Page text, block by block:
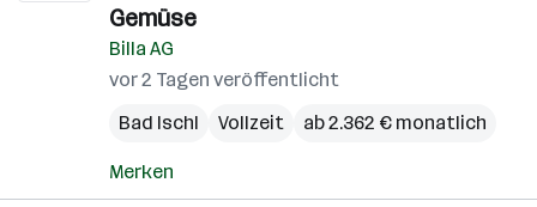
Gemüse
Billa AG
vor 2 Tagen veröffentlicht
Bad Ischl
Vollzeit ab 2.362 € monatlich
Merken